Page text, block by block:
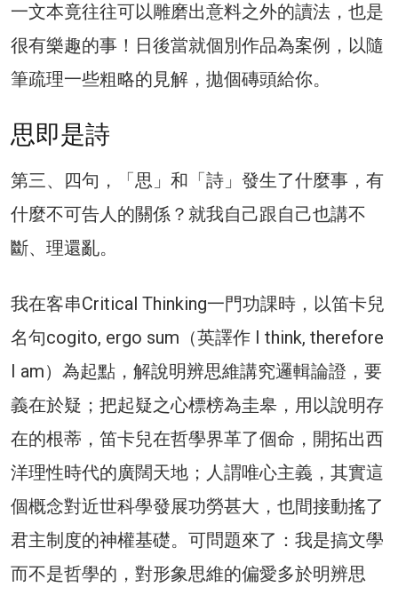
一文本竟往往可以雕磨出意料之外的讀法，也是
很有樂趣的事！日後當就個別作品為案例，以隨
筆疏理一些粗略的見解，拋個磚頭給你。
思即是詩
第三、四句，「思」和「詩」發生了什麼事，有
什麼不可告人的關係？就我自己跟自己也講不
斷、理還亂。
我在客串Critical Thinking一門功課時，以笛卡兒
名句cogito, ergo sum（英譯作 I think, therefore
I am）為起點，解說明辨思維講究邏輯論證，要
義在於疑；把起疑之心標榜為圭皋，用以說明存
在的根蒂，笛卡兒在哲學界革了個命，開拓出西
洋理性時代的廣闊天地；人謂唯心主義，其實這
個概念對近世科學發展功勞甚大，也間接動搖了
君主制度的神權基礎。可問題來了：我是搞文學
而不是哲學的，對形象思維的偏愛多於明辨思